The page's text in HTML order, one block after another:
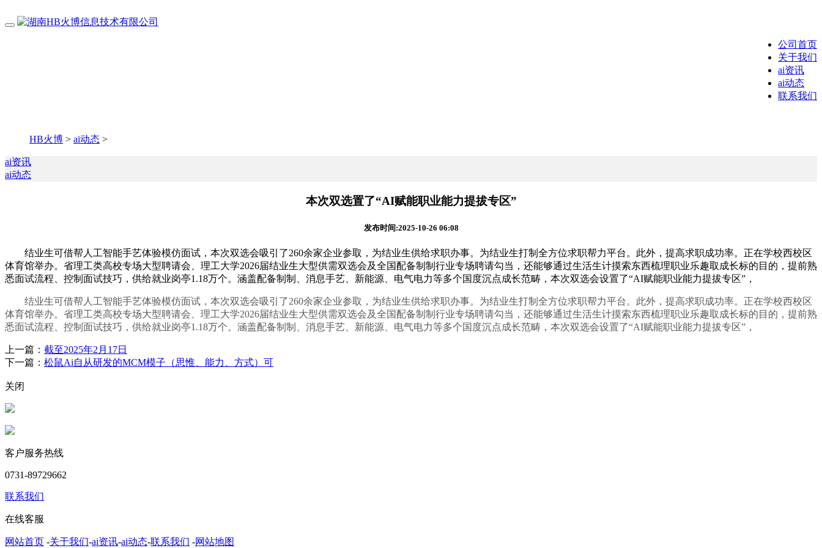
公司首页
关于我们
ai资讯
ai动态
联系我们
HB火博 > ai动态 >
ai资讯
ai动态
本次双选置了“AI赋能职业能力提拔专区”
发布时间:2025-10-26 06:08
结业生可借帮人工智能手艺体验模仿面试，本次双选会吸引了260余家企业参取，为结业生供给求职办事。为结业生打制全方位求职帮力平台。此外，提高求职成功率。正在学校西校区
体育馆举办。省理工类高校专场大型聘请会、理工大学2026届结业生大型供需双选会及全国配备制制行业专场聘请勾当，还能够通过生活生计摸索东西梳理职业乐趣取成长标的目的，提前熟
悉面试流程、控制面试技巧，供给就业岗亭1.18万个。涵盖配备制制、消息手艺、新能源、电气电力等多个国度沉点成长范畴，本次双选会设置了“AI赋能职业能力提拔专区”，
结业生可借帮人工智能手艺体验模仿面试，本次双选会吸引了260余家企业参取，为结业生供给求职办事。为结业生打制全方位求职帮力平台。此外，提高求职成功率。正在学校西校区
体育馆举办。省理工类高校专场大型聘请会、理工大学2026届结业生大型供需双选会及全国配备制制行业专场聘请勾当，还能够通过生活生计摸索东西梳理职业乐趣取成长标的目的，提前熟
悉面试流程、控制面试技巧，供给就业岗亭1.18万个。涵盖配备制制、消息手艺、新能源、电气电力等多个国度沉点成长范畴，本次双选会设置了“AI赋能职业能力提拔专区”，
上一篇： 截至2025年2月17日
下一篇： 松鼠Ai自从研发的MCM模子（思惟、能力、方式）可
关闭
客户服务热线
0731-89729662
联系我们
在线客服
网站首页 -关于我们-ai资讯-ai动态-联系我们 -网站地图